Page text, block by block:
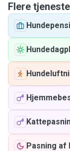
Flere
Pasning af